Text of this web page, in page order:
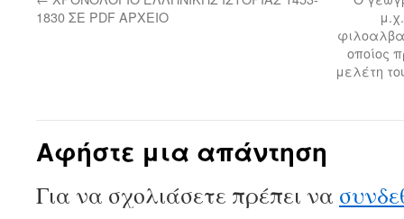
1830 ΣΕ PDF ΑΡΧΕΙΟ
οποίος
μελέτη
Αφήστε μια απάντηση
Για να σχολιάσετε πρέπει να